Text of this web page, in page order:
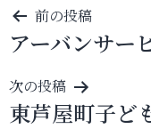
投
稿
ナ
ビ
ゲ
前の投稿
アーバンサー
次の投稿
東芦屋町子ど